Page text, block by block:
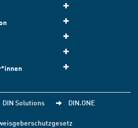
DIN Solutions DIN.ONE